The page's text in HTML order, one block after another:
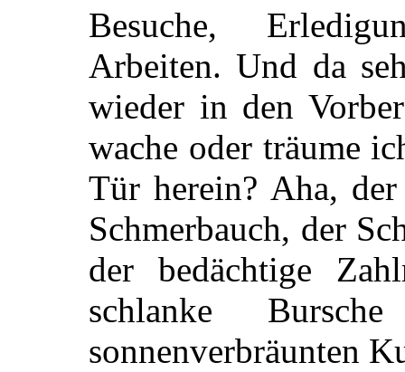
Besuche,
Arbeiten. Und da
wieder in den
wache oder träume
Tür herein? Aha,
Schmerbauch, der
der bedächtige
schlanke
sonnenverbräunten